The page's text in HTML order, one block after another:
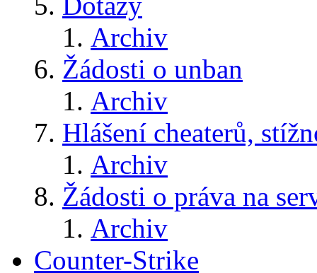
Archiv
Žádosti o unban
Archiv
Hlášení cheaterů,
Archiv
Žádosti o práva na
Archiv
Counter-Strike